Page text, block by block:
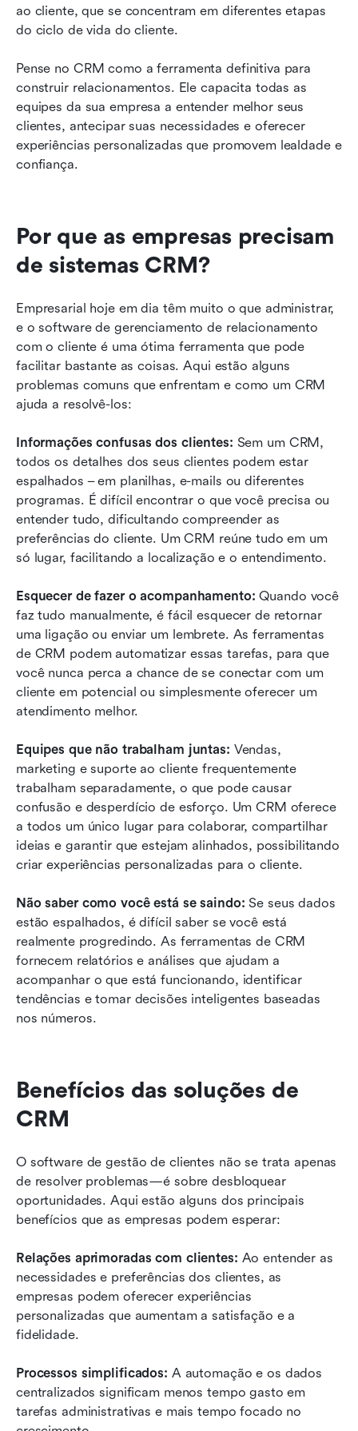
ao cliente, que se concentram em diferentes etapas
do ciclo de vida do cliente.
Pense no CRM como a ferramenta definitiva para
construir relacionamentos. Ele capacita todas as
equipes da sua empresa a entender melhor seus
clientes, antecipar suas necessidades e oferecer
experiências personalizadas que promovem lealdade e
confiança.
Por que as empresas precisam
de sistemas CRM?
Empresarial hoje em dia têm muito o que administrar,
e o software de gerenciamento de relacionamento
com o cliente é uma ótima ferramenta que pode
facilitar bastante as coisas. Aqui estão alguns
problemas comuns que enfrentam e como um CRM
ajuda a resolvê-los:
Informações confusas dos clientes: Sem um CRM,
todos os detalhes dos seus clientes podem estar
espalhados – em planilhas, e-mails ou diferentes
programas. É difícil encontrar o que você precisa ou
entender tudo, dificultando compreender as
preferências do cliente. Um CRM reúne tudo em um
só lugar, facilitando a localização e o entendimento.
Esquecer de fazer o acompanhamento: Quando você
faz tudo manualmente, é fácil esquecer de retornar
uma ligação ou enviar um lembrete. As ferramentas
de CRM podem automatizar essas tarefas, para que
você nunca perca a chance de se conectar com um
cliente em potencial ou simplesmente oferecer um
atendimento melhor.
Equipes que não trabalham juntas: Vendas,
marketing e suporte ao cliente frequentemente
trabalham separadamente, o que pode causar
confusão e desperdício de esforço. Um CRM oferece
a todos um único lugar para colaborar, compartilhar
ideias e garantir que estejam alinhados, possibilitando
criar experiências personalizadas para o cliente.
Não saber como você está se saindo: Se seus dados
estão espalhados, é difícil saber se você está
realmente progredindo. As ferramentas de CRM
fornecem relatórios e análises que ajudam a
acompanhar o que está funcionando, identificar
tendências e tomar decisões inteligentes baseadas
nos números.
Benefícios das soluções de
CRM
O software de gestão de clientes não se trata apenas
de resolver problemas—é sobre desbloquear
oportunidades. Aqui estão alguns dos principais
benefícios que as empresas podem esperar:
Relações aprimoradas com clientes: Ao entender as
necessidades e preferências dos clientes, as
empresas podem oferecer experiências
personalizadas que aumentam a satisfação e a
fidelidade.
Processos simplificados: A automação e os dados
centralizados significam menos tempo gasto em
tarefas administrativas e mais tempo focado no